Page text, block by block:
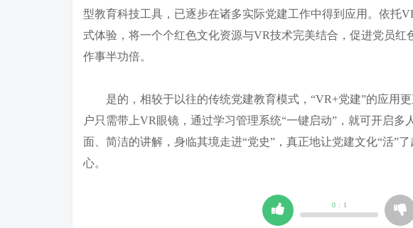
型教育科技工具，已逐步在诸多实际党建工作中得到应用。依托
式体验，将一个个红色文化资源与VR技术完美结合，促进党员红
作事半功倍。
是的，相较于以往的传统党建教育模式，“VR+党建”的应用更
户只需带上VR眼镜，通过学习管理系统“一键启动”，就可开启
面、简洁的讲解，身临其境走进“党史”，真正地让党建文化“活”
心。
0 : 1